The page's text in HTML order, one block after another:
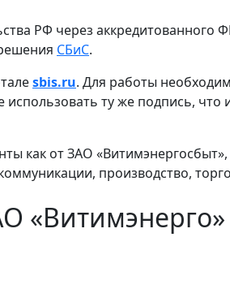
РФ через аккредитованного
СБиС.
sbis.ru. Для работы необходим
ту же подпись, что
как от ЗАО «Витимэнергосбыт»,
производство,
«Витимэнерго»